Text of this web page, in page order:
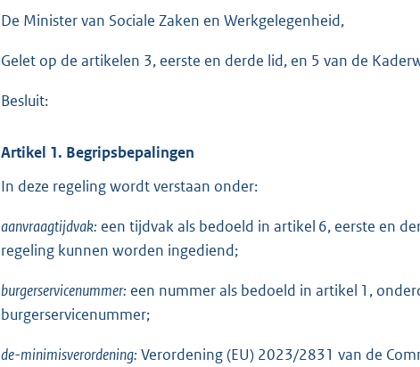
,
De Minister van Sociale Zaken en Werkgelegenheid,
Gelet op de artikelen 3, eerste en derde lid, en 5 van de
Besluit:
Artikel 1. Begripsbepalingen
In deze regeling wordt verstaan onder:
aanvraagtijdvak: een tijdvak als bedoeld in artikel 6, eerste en
regeling kunnen worden ingediend;
burgerservicenummer: een nummer als bedoeld in artikel 1,
burgerservicenummer;
de-minimisverordening: Verordening (EU) 2023/2831 van de